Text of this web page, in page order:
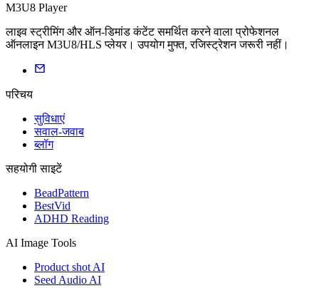
M3U8 Player
लाइव स्ट्रीमिंग और ऑन-डिमांड कंटेंट समर्थित करने वाला प्रोफेशनल
ऑनलाइन M3U8/HLS प्लेयर। उपयोग मुफ्त, रजिस्ट्रेशन जरूरी नहीं।
परिचय
सुविधाएं
सवाल-जवाब
ब्लॉग
सहयोगी साइटें
BeadPattern
BestVid
ADHD Reading
AI Image Tools
Product shot AI
Seed Audio AI